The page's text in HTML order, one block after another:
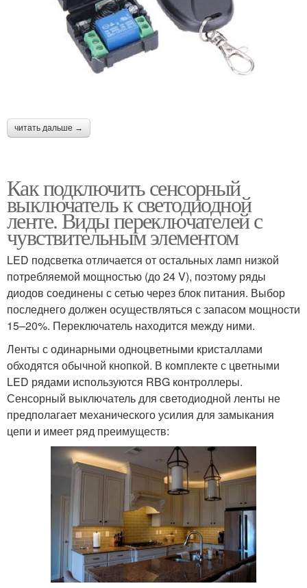
читать дальше →
Как подключить сенсорный
выключатель к светодиодной
ленте. Виды переключателей с
чувствительным элементом
LED подсветка отличается от остальных ламп низкой
потребляемой мощностью (до 24 V), поэтому ряды
диодов соединены с сетью через блок питания. Выбор
последнего должен осуществляться с запасом мощности
15–20%. Переключатель находится между ними.
Ленты с одинарными одноцветными кристаллами
обходятся обычной кнопкой. В комплекте с цветными
LED рядами используются RBG контроллеры.
Сенсорный выключатель для светодиодной ленты не
предполагает механического усилия для замыкания
цепи и имеет ряд преимуществ: